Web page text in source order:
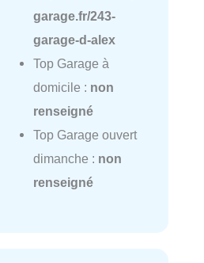
garage.fr/243-
garage-d-alex
Top Garage à
domicile : non
renseigné
Top Garage ouvert
dimanche : non
renseigné